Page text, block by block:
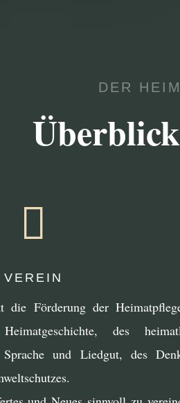
DER

VEREIN
die Förderung der
des
und Liedgut, des